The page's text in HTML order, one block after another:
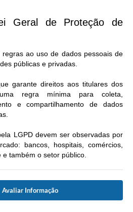
Geral de Proteção de
ao uso de dados pessoais de
públicas e privadas.
garante direitos aos titulares dos
regra mínima para coleta,
e compartilhamento de dados
LGPD devem ser observadas por
bancos, hospitais, comércios,
também o setor público.
Avaliar Informação